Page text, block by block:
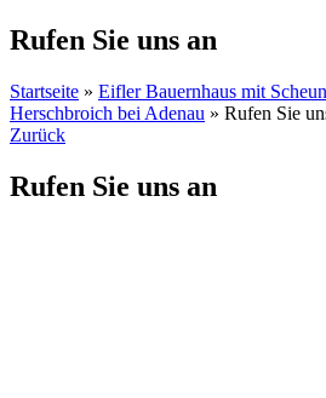
Rufen Sie uns an
Startseite » Eifler Bauernhaus mit
Herschbroich bei Adenau » Rufen Sie
Zurück
Rufen Sie uns an